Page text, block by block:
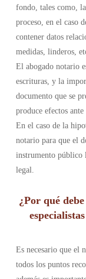
fondo, tales como,
proceso, en el caso
contener datos
medidas, linderos,
El abogado notario
escrituras, y la
documento que se
produce efectos ante
En el caso de la
notario para que el
instrumento público
legal.
¿Por qué
Es necesario que el
todos los puntos